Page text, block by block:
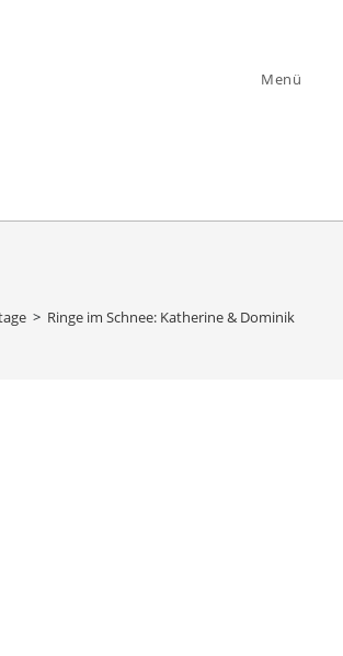
Menü
> Ringe im Schnee: Katherine & Dominik